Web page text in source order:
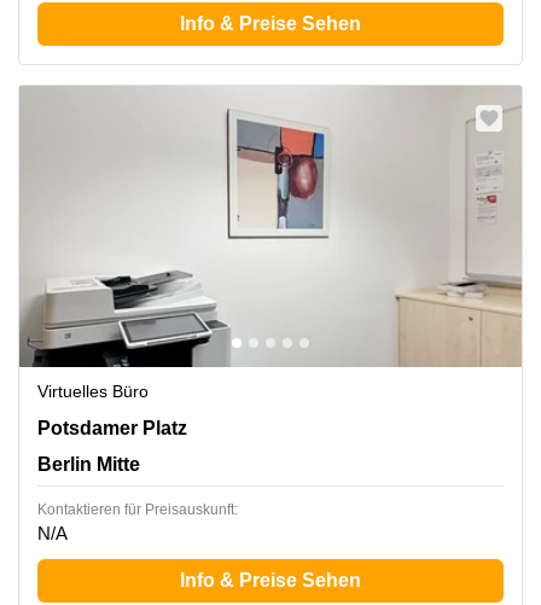
Info & Preise Sehen
Virtuelles Büro
Potsdamer Platz 10, Berlin Mitte
Potsdamer Platz
Berlin Mitte
Kontaktieren für Preisauskunft:
N/A
Info & Preise Sehen